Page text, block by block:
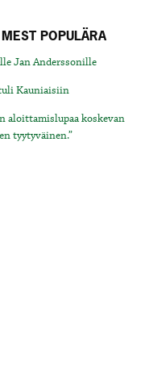
POPULÄRA
Jan Anderssonille
Kauniaisiin
aloittamislupaa koskevan
tyytyväinen.”